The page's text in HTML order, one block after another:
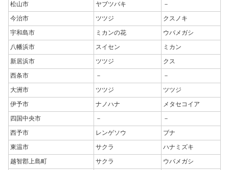
松山市
ヤブツバキ
－
今治市
ツツジ
クスノキ
宇和島市
ミカンの花
ウバメガシ
八幡浜市
スイセン
ミカン
新居浜市
ツツジ
クス
西条市
－
－
大洲市
ツツジ
ツツジ
伊予市
ナノハナ
メタセコイア
四国中央市
－
－
西予市
レンゲソウ
ブナ
東温市
サクラ
ハナミズキ
越智郡上島町
サクラ ウバメガシ